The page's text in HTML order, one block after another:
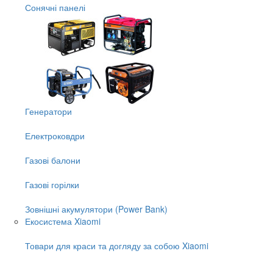
Сонячні панелі
Генератори
Електроковдри
Газові балони
Газові горілки
Зовнішні акумулятори (Power Bank)
Екосистема Xiaomi
Товари для краси та догляду за собою Xiaomi